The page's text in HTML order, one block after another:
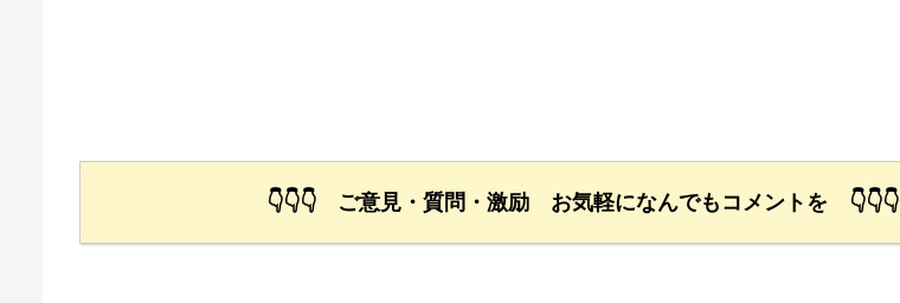
👇👇👇 ご意見・質問・激励 お気軽になんでもコメントを 👇👇👇